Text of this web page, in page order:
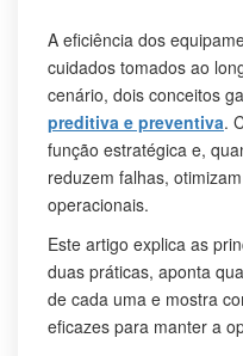
A eficiência dos
cuidados tomados ao
cenário, dois conceitos
preditiva e preventiva.
função estratégica e,
reduzem falhas,
operacionais.
Este artigo explica as
duas práticas, aponta
de cada uma e mostra
eficazes para manter a